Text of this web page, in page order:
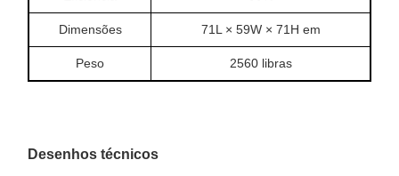
Dimensões 71L × 59W × 71H em
Peso 2560 libras
Desenhos técnicos